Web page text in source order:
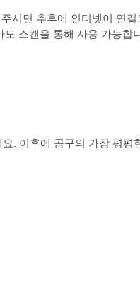
시면 추후에 인터넷이 연
스캔을 통해 사용 가능합
. 이후에 공구의 가장 평평